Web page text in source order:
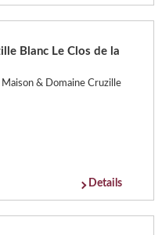
Blanc Le Clos de la
& Domaine Cruzille
Details